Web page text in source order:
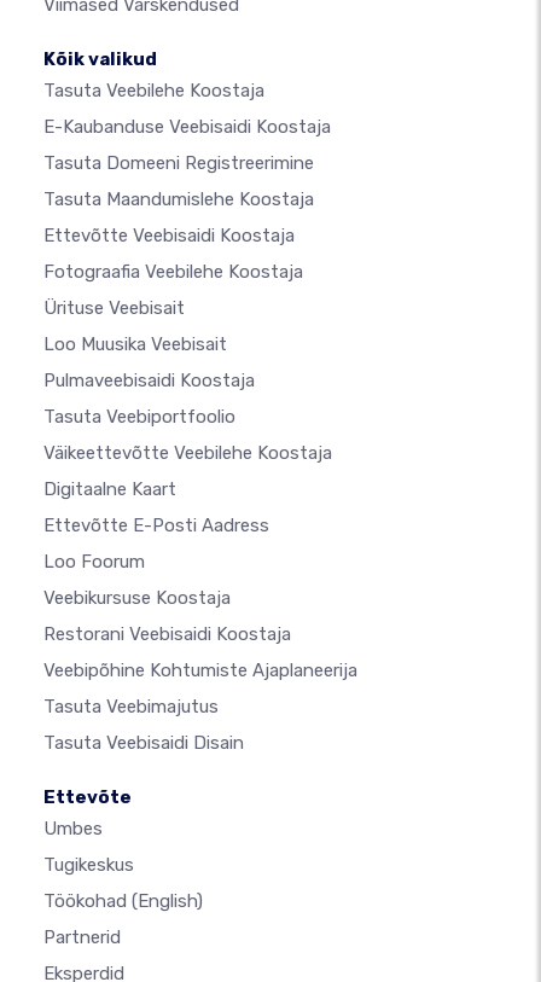
Viimased Värskendused
Kõik valikud
Tasuta Veebilehe Koostaja
E-Kaubanduse Veebisaidi Koostaja
Tasuta Domeeni Registreerimine
Tasuta Maandumislehe Koostaja
Ettevõtte Veebisaidi Koostaja
Fotograafia Veebilehe Koostaja
Ürituse Veebisait
Loo Muusika Veebisait
Pulmaveebisaidi Koostaja
Tasuta Veebiportfoolio
Väikeettevõtte Veebilehe Koostaja
Digitaalne Kaart
Ettevõtte E-Posti Aadress
Loo Foorum
Veebikursuse Koostaja
Restorani Veebisaidi Koostaja
Veebipõhine Kohtumiste Ajaplaneerija
Tasuta Veebimajutus
Tasuta Veebisaidi Disain
Ettevõte
Umbes
Tugikeskus
Töökohad (English)
Partnerid
Eksperdid